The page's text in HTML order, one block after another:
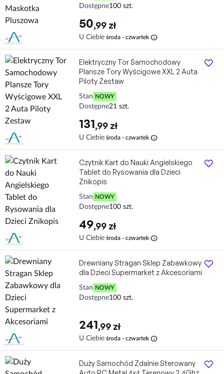
Dostępne100 szt.
50,99 zł
U Ciebie środa - czwartek info
Elektryczny Tor Samochodowy
Plansze Tory Wyścigowe XXL 2 Auta
Piloty Zestaw
Stan NOWY
Dostępne21 szt.
131,99 zł
U Ciebie środa - czwartek info
Czytnik Kart do Nauki Angielskiego
Tablet do Rysowania dla Dzieci
Znikopis
Stan NOWY
Dostępne100 szt.
49,99 zł
U Ciebie środa - czwartek info
Drewniany Stragan Sklep Zabawkowy
dla Dzieci Supermarket z Akcesoriami
Stan NOWY
Dostępne100 szt.
241,99 zł
U Ciebie środa - czwartek info
Duży Samochód Zdalnie Sterowany